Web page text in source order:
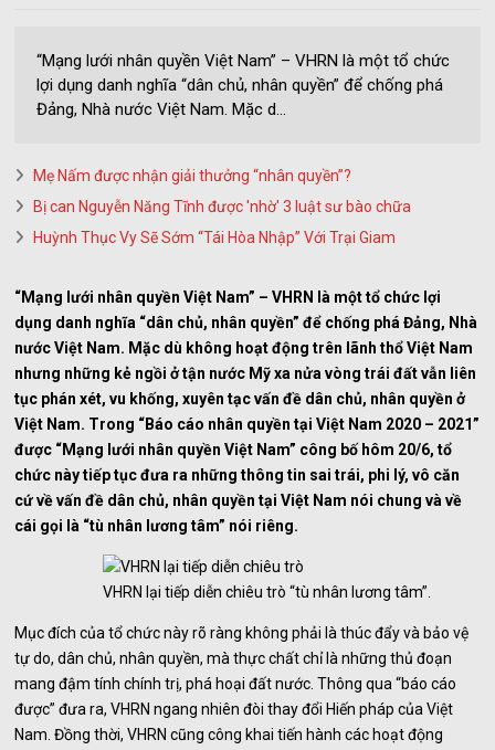
“Mạng lưới nhân quyền Việt Nam” – VHRN là một tổ chức
lợi dụng danh nghĩa “dân chủ, nhân quyền” để chống phá
Đảng, Nhà nước Việt Nam. Mặc d...
Mẹ Nấm được nhận giải thưởng “nhân quyền”?
Bị can Nguyễn Năng Tĩnh được 'nhờ' 3 luật sư bào chữa
Huỳnh Thục Vy Sẽ Sớm “Tái Hòa Nhập” Với Trại Giam
“Mạng lưới nhân quyền Việt Nam” – VHRN là một tổ chức lợi
dụng danh nghĩa “dân chủ, nhân quyền” để chống phá Đảng, Nhà
nước Việt Nam. Mặc dù không hoạt động trên lãnh thổ Việt Nam
nhưng những kẻ ngồi ở tận nước Mỹ xa nửa vòng trái đất vẫn liên
tục phán xét, vu khống, xuyên tạc vấn đề dân chủ, nhân quyền ở
Việt Nam. Trong “Báo cáo nhân quyền tại Việt Nam 2020 – 2021”
được “Mạng lưới nhân quyền Việt Nam” công bố hôm 20/6, tổ
chức này tiếp tục đưa ra những thông tin sai trái, phi lý, vô căn
cứ về vấn đề dân chủ, nhân quyền tại Việt Nam nói chung và về
cái gọi là “tù nhân lương tâm” nói riêng.
VHRN lại tiếp diễn chiêu trò “tù nhân lương tâm”.
Mục đích của tổ chức này rõ ràng không phải là thúc đẩy và bảo vệ
tự do, dân chủ, nhân quyền, mà thực chất chỉ là những thủ đoạn
mang đậm tính chính trị, phá hoại đất nước. Thông qua “báo cáo
được” đưa ra, VHRN ngang nhiên đòi thay đổi Hiến pháp của Việt
Nam. Đồng thời, VHRN cũng công khai tiến hành các hoạt động